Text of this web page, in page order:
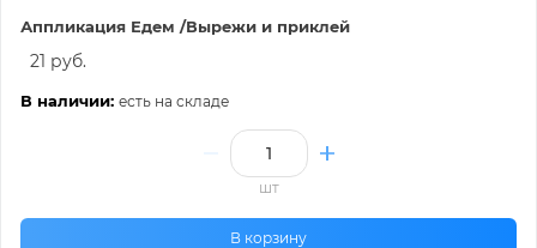
Аппликация Едем /Вырежи и приклей
21 руб.
В наличии: есть на складе
шт
В корзину